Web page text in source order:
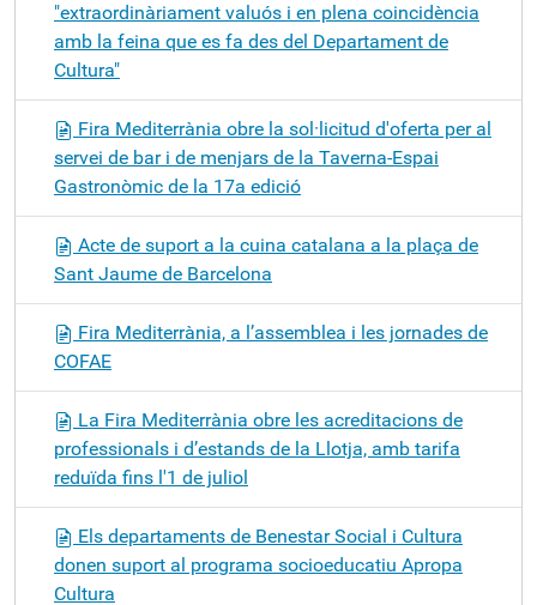
"extraordinàriament valuós i en plena coincidència
amb la feina que es fa des del Departament de
Cultura"
Fira Mediterrània obre la sol·licitud d'oferta per al
servei de bar i de menjars de la Taverna-Espai
Gastronòmic de la 17a edició
Acte de suport a la cuina catalana a la plaça de
Sant Jaume de Barcelona
Fira Mediterrània, a l’assemblea i les jornades de
COFAE
La Fira Mediterrània obre les acreditacions de
professionals i d’estands de la Llotja, amb tarifa
reduïda fins l'1 de juliol
Els departaments de Benestar Social i Cultura
donen suport al programa socioeducatiu Apropa
Cultura